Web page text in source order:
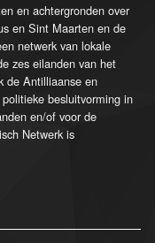
en achtergronden over
en Sint Maarten en de
netwerk van lokale
zes eilanden van het
de Antilliaanse en
besluitvorming in
en/of voor de
Netwerk is